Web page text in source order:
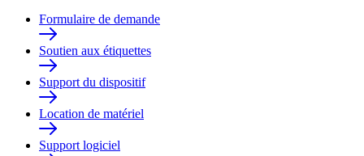
Formulaire de demande
Soutien aux étiquettes
Support du dispositif
Location de matériel
Support logiciel